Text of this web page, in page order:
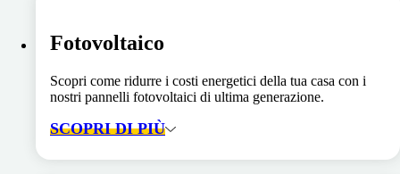
Fotovoltaico
Scopri come ridurre i costi energetici della tua casa con i
nostri pannelli fotovoltaici di ultima generazione.
SCOPRI DI PIÙ